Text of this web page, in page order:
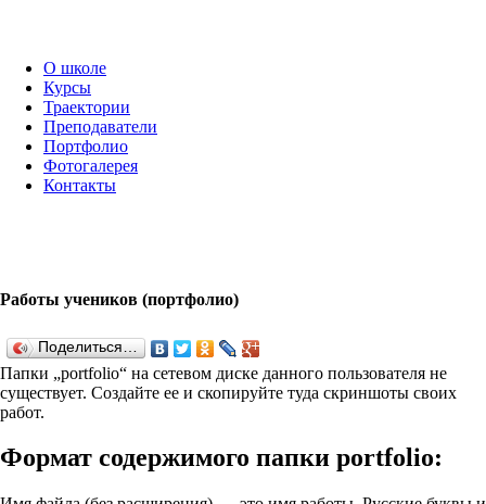
О школе
Курсы
Траектории
Преподаватели
Портфолио
Фотогалерея
Контакты
Работы учеников (портфолио)
Поделиться…
Папки „port­fo­lio“ на сетевом диске данного пользователя не
существует. Создайте ее и скопируйте туда скриншоты своих
работ.
Формат содержимого папки port­fo­lio: